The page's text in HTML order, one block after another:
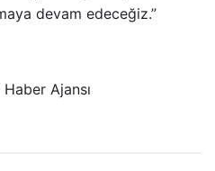
devam edeceğiz.”
Ajansı